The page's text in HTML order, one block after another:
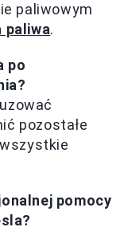
paliwowym
.
po
pozostałe
pomocy